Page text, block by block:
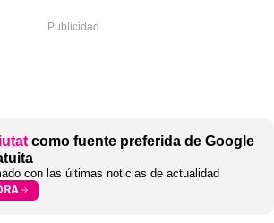
como fuente preferida de Google
con las últimas noticias de actualidad